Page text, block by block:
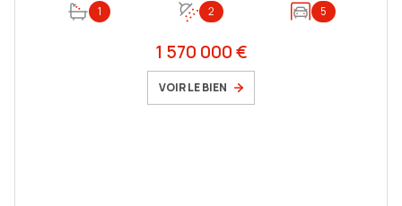
1 2 5
1 570 000 €
VOIR LE BIEN